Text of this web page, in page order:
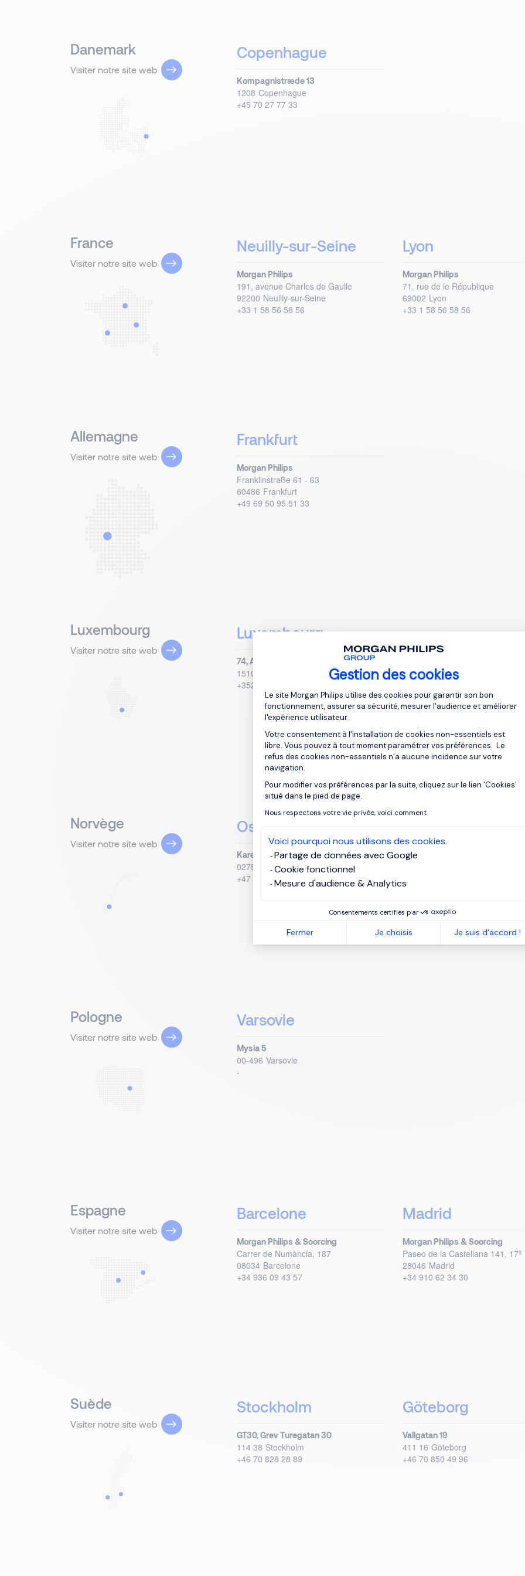
Gestion des cookies
Plateforme de Gestion du
Le site Morgan Philips utilise des cookies pour garantir son bon
fonctionnement, assurer sa sécurité, mesurer l'audience et améliorer
l'expérience utilisateur.
Votre consentement à l'installation de cookies non-essentiels est
libre. Vous pouvez à tout moment paramétrer vos préférences. Le
refus des cookies non-essentiels n’a aucune incidence sur votre
navigation.
Pour modifier vos préférences par la suite, cliquez sur le lien 'Cookies'
situé dans le pied de page.
Nous respectons votre vie privée, voici comment.
Voici pourquoi nous utilisons des cookies.
Partage de données avec Google
Cookie fonctionnel
Mesure d'audience & Analytics
Consentements certifiés par
Fermer Je choisis Je suis d'accord !
Axeptio consent
Danemark
Visiter notre site web
Copenhague
Kompagnistræde 13
1208 Copenhague
+45 70 27 77 33
France
Visiter notre site web
Neuilly-sur-Seine
Morgan Philips
191, avenue Charles de Gaulle
92200 Neuilly-sur-Seine
+33 1 58 56 58 56
Lyon
Morgan Philips
71, rue de le République
69002 Lyon
+33 1 58 56 58 56
Allemagne
Visiter notre site web
Frankfurt
Morgan Philips
Franklinstraße 61 - 63
60486 Frankfurt
+49 69 50 95 51 33
Luxembourg
Visiter notre site web
Luxembourg
74, Avenue de la Faïencerie
1510
+352 27 86 17 37
Norvège
Visiter notre site web
Oslo
Karenslyst Allé 10
0278
Oslo
+47 21 95 90 00
Pologne
Visiter notre site web
Varsovie
Mysia 5
00-496 Varsovie
-
Espagne
Visiter notre site web
Barcelone
Morgan Philips & Soorcing
Carrer de Numància, 187
08034 Barcelone
+34 936 09 43 57
Madrid
Morgan Philips & Soorcing
Paseo de la Castellana 141, 17º
28046 Madrid
+34 910 62 34 30
Suède
Visiter notre site web
Stockholm
GT30, Grev Turegatan 30
114 38 Stockholm
+46 70 828 28 89
Göteborg
Vallgatan 19
411 16 Göteborg
+46 70 850 49 96